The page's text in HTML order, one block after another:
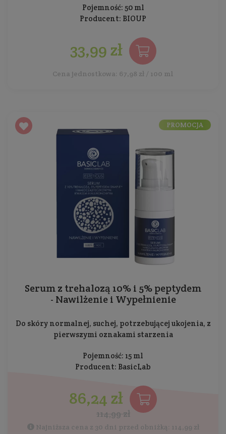
Pojemność: 50 ml
Producent: BIOUP
33,99 zł
Cena jednostkowa: 67,98 zł / 100 ml
Serum z trehalozą 10% i 5% peptydem
- Nawilżenie i Wypełnienie
Do skóry normalnej, suchej, potrzebującej ukojenia, z
pierwszymi oznakami starzenia
Pojemność: 15 ml
Producent: BasicLab
86,24 zł
114,99 zł
Najniższa cena z 30 dni przed obniżką: 114,99 zł
PROMOCJA